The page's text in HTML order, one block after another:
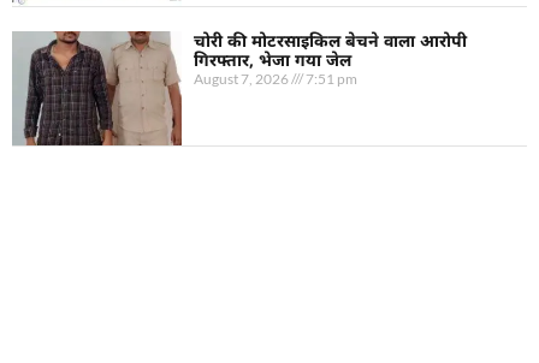
चोरी की मोटरसाइकिल बेचने वाला आरोपी
गिरफ्तार, भेजा गया जेल
August 7, 2026 7:51 pm